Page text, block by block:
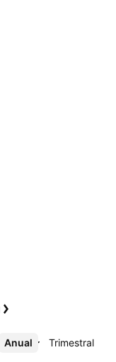
Anual Trimestral
Más